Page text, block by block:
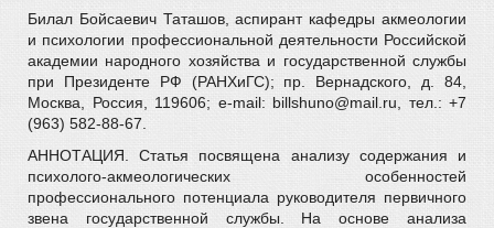
Билал Бойсаевич Таташов, аспирант кафедры акмеологии
и психологии профессиональной деятельности Российской
академии народного хозяйства и государственной службы
при Президенте РФ (РАНХиГС); пр. Вернадского, д. 84,
Москва, Россия, 119606; е-mail: billshuno@mail.ru, тел.: +7
(963) 582-88-67.
АННОТАЦИЯ. Статья посвящена анализу содержания и
психолого-акмеологических особенностей
профессионального потенциала руководителя первичного
звена государственной службы. На основе анализа